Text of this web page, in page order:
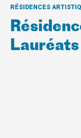
RÉSIDENCES